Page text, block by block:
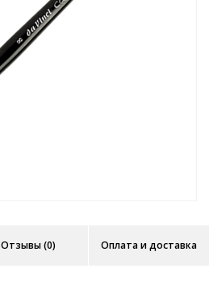
Отзывы (0) Оплата и доставка